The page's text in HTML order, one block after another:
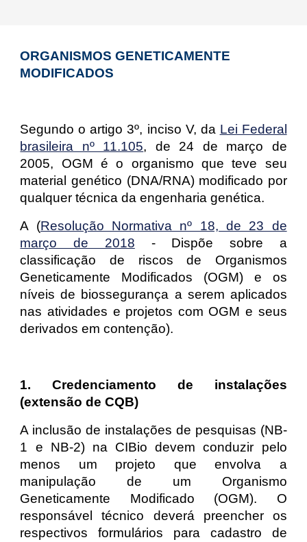
ORGANISMOS GENETICAMENTE
MODIFICADOS
Segundo o artigo 3º, inciso V, da Lei Federal
brasileira nº 11.105, de 24 de março de
2005, OGM é o organismo que teve seu
material genético (DNA/RNA) modificado por
qualquer técnica da engenharia genética.
A (Resolução Normativa nº 18, de 23 de
março de 2018 - Dispõe sobre a
classificação de riscos de Organismos
Geneticamente Modificados (OGM) e os
níveis de biossegurança a serem aplicados
nas atividades e projetos com OGM e seus
derivados em contenção).
1. Credenciamento de instalações
(extensão de CQB)
A inclusão de instalações de pesquisas (NB-
1 e NB-2) na CIBio devem conduzir pelo
menos um projeto que envolva a
manipulação de um Organismo
Geneticamente Modificado (OGM). O
responsável técnico deverá preencher os
respectivos formulários para cadastro de